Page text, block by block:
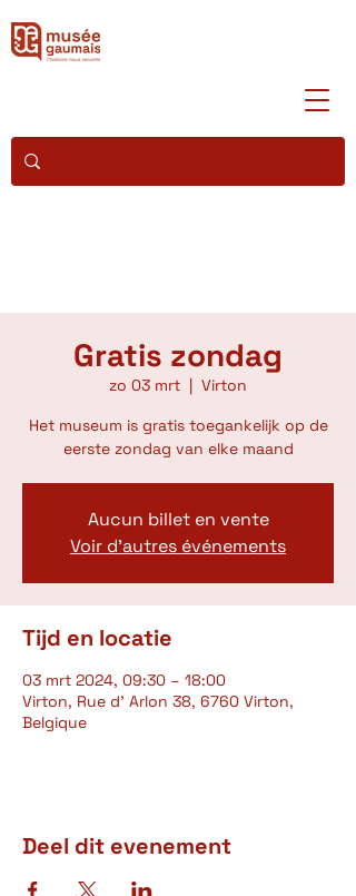
Gratis zondag
zo 03 mrt
  |
Virton
Het museum is gratis toegankelijk op de
eerste zondag van elke maand
Aucun billet en vente
Voir d'autres événements
Tijd en locatie
03 mrt 2024, 09:30 – 18:00
Virton, Rue d' Arlon 38, 6760 Virton,
Belgique
Deel dit evenement